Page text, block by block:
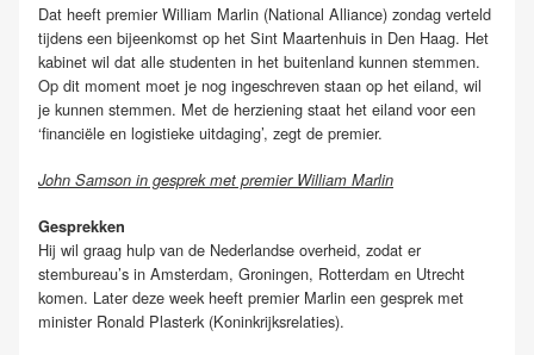
Dat heeft premier William Marlin (National Alliance) zondag verteld
tijdens een bijeenkomst op het Sint Maartenhuis in Den Haag. Het
kabinet wil dat alle studenten in het buitenland kunnen stemmen.
Op dit moment moet je nog ingeschreven staan op het eiland, wil
je kunnen stemmen. Met de herziening staat het eiland voor een
‘financiële en logistieke uitdaging’, zegt de premier.
John Samson in gesprek met premier William Marlin
Gesprekken
Hij wil graag hulp van de Nederlandse overheid, zodat er
stembureau’s in Amsterdam, Groningen, Rotterdam en Utrecht
komen. Later deze week heeft premier Marlin een gesprek met
minister Ronald Plasterk (Koninkrijksrelaties).